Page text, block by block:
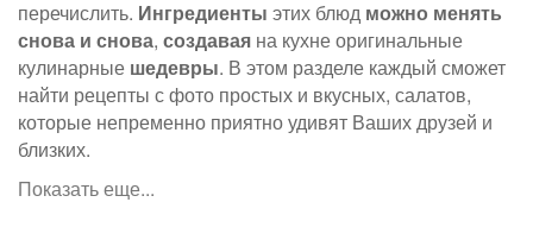
перечислить. Ингредиенты этих блюд можно менять
снова и снова, создавая на кухне оригинальные
кулинарные шедевры. В этом разделе каждый сможет
найти рецепты с фото простых и вкусных, салатов,
которые непременно приятно удивят Ваших друзей и
близких.
Показать еще...